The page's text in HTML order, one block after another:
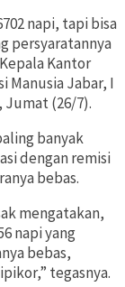
napi, tapi bisa
persyaratannya
Kantor
Manusia Jabar, I
Jumat (26/7).
banyak
dengan remisi
bebas.
mengatakan,
napi yang
bebas,
tegasnya.